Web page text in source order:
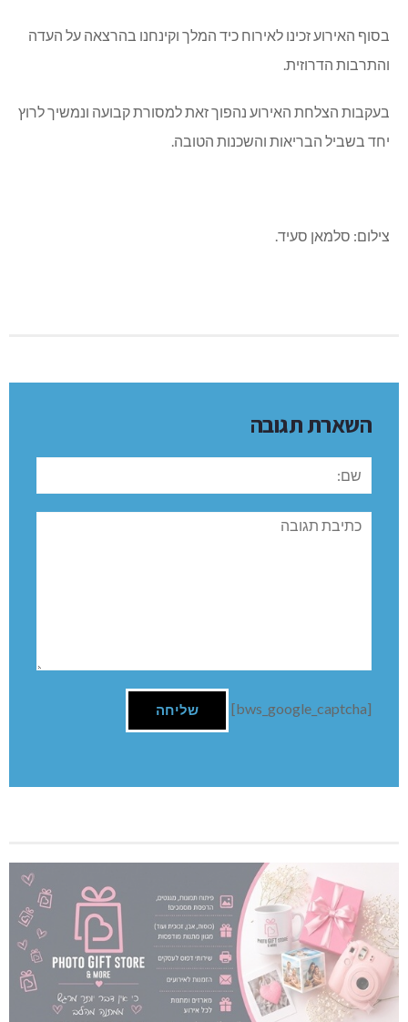
בסוף האירוע זכינו לאירוח כיד המלך וקינחנו בהרצאה על העדה
והתרבות הדרוזית.
בעקבות הצלחת האירוע נהפוך זאת למסורת קבועה ונמשיך לרוץ
יחד בשביל הבריאות והשכנות הטובה.
צילום: סלמאן סעיד.
השארת תגובה
שם:
תגובה
[bws_google_captcha]